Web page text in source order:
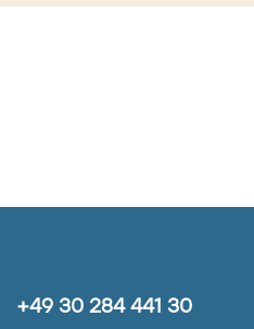
+49 30 284 441 30